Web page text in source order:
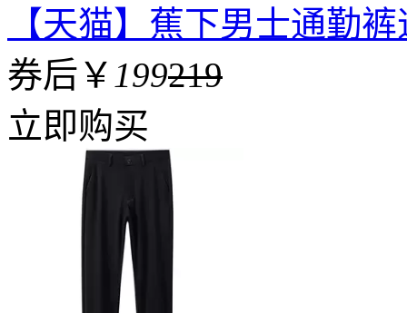
【天猫】蕉下男士通勤
券后￥ 199219
立即购买